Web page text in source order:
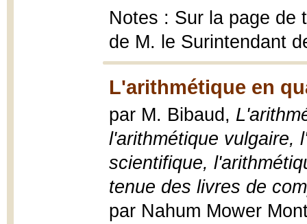
Notes : Sur la page de
de M. le Surintendant
L'arithmétique en
par M. Bibaud,
l'arithmétique vulgaire,
scientifique,
tenue des livres de
par Nahum Mower